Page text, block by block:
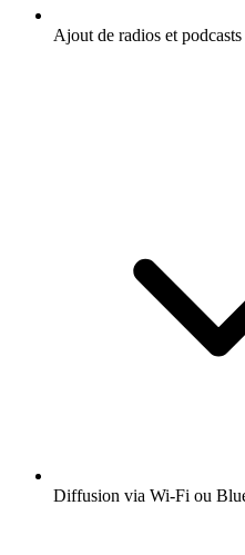
Ajout de radios et
Diffusion via Wi-Fi ou